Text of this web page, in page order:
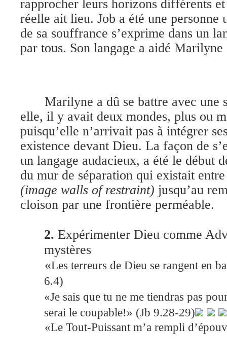
rapprocher leurs horizons différents
réelle ait lieu. Job a été une personne
de sa souffrance s’exprime dans un
par tous. Son langage a aidé Marilyne
Marilyne a dû se battre avec une
elle, il y avait deux mondes, plus ou
puisqu’elle n’arrivait pas à intégrer
existence devant Dieu. La façon de
un langage audacieux, a été le début
du mur de séparation qui existait
(image walls of restraint) jusqu’au
cloison par une frontière perméable.
2. Expérimenter Dieu comme
mystères
«Les terreurs de Dieu se rangent en
6.4)
«Je sais que tu ne me tiendras pas
serai le coupable!» (Jb 9.28-29)
«Le Tout-Puissant m’a rempli